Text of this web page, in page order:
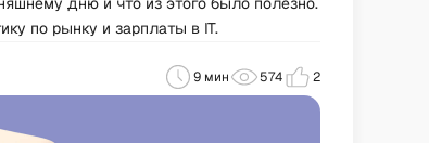
по рынку и зарплаты в IT.
9мин 574 2